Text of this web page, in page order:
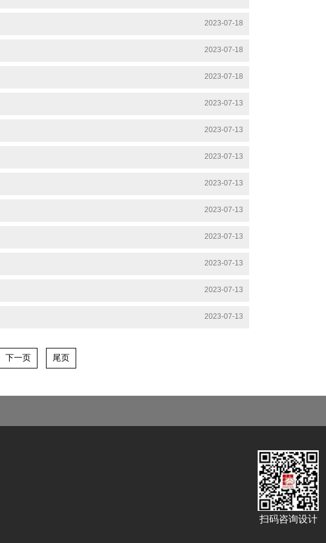
2023-07-18
2023-07-18
2023-07-18
2023-07-13
2023-07-13
2023-07-13
2023-07-13
2023-07-13
2023-07-13
2023-07-13
2023-07-13
2023-07-13
下一页 尾页
扫码咨询设计